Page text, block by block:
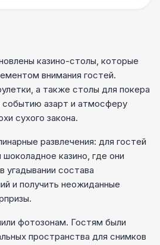
казино-столы, которые
внимания гостей.
а также столы для покера
событию азарт и атмосферу
сухого закона.
развлечения: для гостей
шоколадное казино, где они
угадывании состава
и получить неожиданные
фотозонам. Гостям были
пространства для снимков